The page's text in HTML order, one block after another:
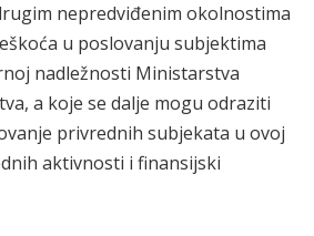
nepredviđenim okolnostima
u poslovanju subjektima
nadležnosti Ministarstva
a koje se dalje mogu odraziti
privrednih subjekata u ovoj
aktivnosti i finansijski